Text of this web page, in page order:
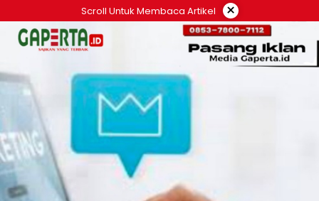
ke
konten
Scroll Untuk Membaca Artikel ×